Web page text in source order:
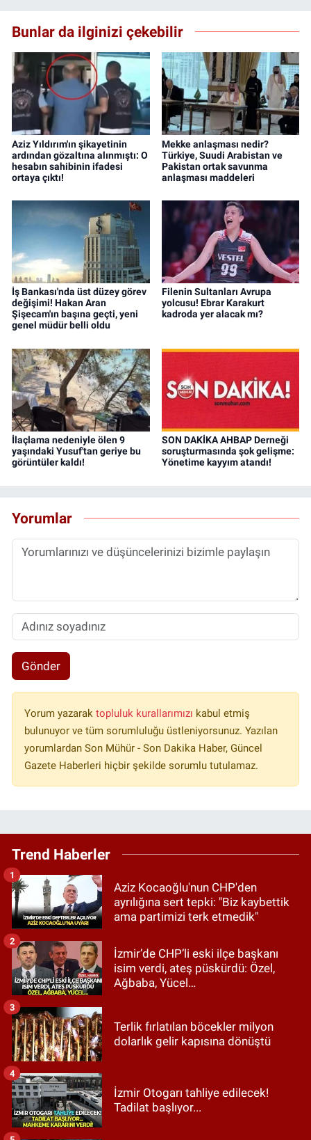
Bunlar da ilginizi çekebilir
Aziz Yıldırım'ın şikayetinin
ardından gözaltına alınmıştı: O
hesabın sahibinin ifadesi
ortaya çıktı!
Mekke anlaşması nedir?
Türkiye, Suudi Arabistan ve
Pakistan ortak savunma
anlaşması maddeleri
İş Bankası'nda üst düzey görev
değişimi! Hakan Aran
Şişecam'ın başına geçti, yeni
genel müdür belli oldu
Filenin Sultanları Avrupa
yolcusu! Ebrar Karakurt
kadroda yer alacak mı?
İlaçlama nedeniyle ölen 9
yaşındaki Yusuf'tan geriye bu
görüntüler kaldı!
SON DAKİKA AHBAP Derneği
soruşturmasında şok gelişme:
Yönetime kayyım atandı!
Yorumlar
Gönder
Yorum yazarak topluluk kurallarımızı kabul etmiş
bulunuyor ve tüm sorumluluğu üstleniyorsunuz. Yazılan
yorumlardan Son Mühür - Son Dakika Haber, Güncel
Gazete Haberleri hiçbir şekilde sorumlu tutulamaz.
Trend Haberler
Aziz Kocaoğlu'nun CHP'den
ayrılığına sert tepki: "Biz kaybettik
ama partimizi terk etmedik"
1
İzmir’de CHP’li eski ilçe başkanı
isim verdi, ateş püskürdü: Özel,
Ağbaba, Yücel…
2
Terlik fırlatılan böcekler milyon
dolarlık gelir kapısına dönüştü
3
İzmir Otogarı tahliye edilecek!
Tadilat başlıyor...
4